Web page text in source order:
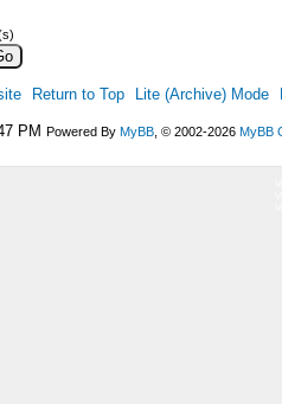
Return to Top Lite (Archive) Mode
PM Powered By MyBB , © 2002-2026 MyBB